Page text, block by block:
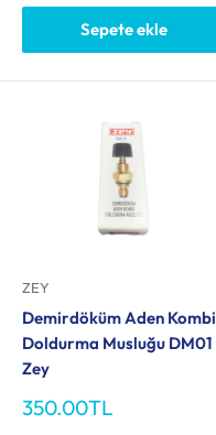
Sepete ekle
ZEY
Demirdöküm Aden Kombi
Doldurma Musluğu DM01
Zey
İndirimli
350.00TL